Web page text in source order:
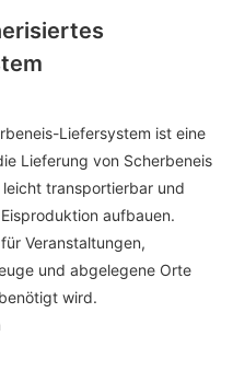
Liefersystem ist eine
Lieferung von Scherbeneis
transportierbar und
aufbauen.
Veranstaltungen,
und abgelegene Orte
wird.